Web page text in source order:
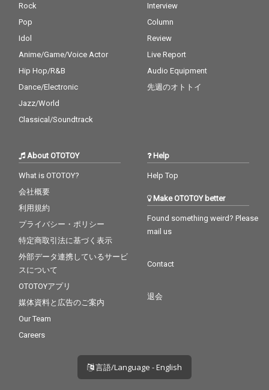
Rock
Pop
Idol
Anime/Game/Voice Actor
Hip Hop/R&B
Dance/Electronic
Jazz/World
Classical/Soundtrack
Interview
Column
Review
Live Report
Audio Equipment
先週のオトトイ
About OTOTOY
What is OTOTOY?
会社概要
利用規約
プライバシー・ポリシー
特定商取引法に基づく表示
外部データ連携しているサービ
スについて
OTOTOYアプリ
媒体資料と広告のご案内
Our Team
Careers
Help
Help Top
Make OTOTOY better
Found something weird? Please
mail us
Contact
退会
言語/Language - English